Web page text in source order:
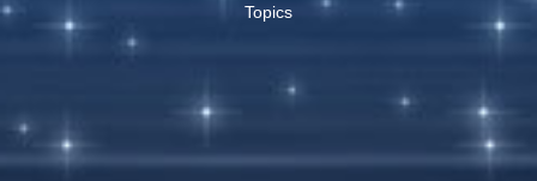
Topics